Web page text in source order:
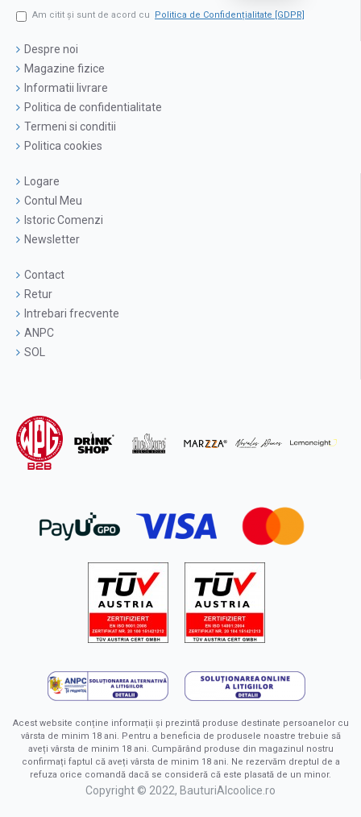
Am citit şi sunt de acord cu Politica de Confidențialitate [GDPR]
Despre noi
Magazine fizice
Informatii livrare
Politica de confidentialitate
Termeni si conditii
Politica cookies
Logare
Contul Meu
Istoric Comenzi
Newsletter
Contact
Retur
Intrebari frecvente
ANPC
SOL
Acest website conține informații și prezintă produse destinate persoanelor cu
vârsta de minim 18 ani. Pentru a beneficia de produsele noastre trebuie să
aveți vârsta de minim 18 ani. Cumpărând produse din magazinul nostru
confirmați faptul că aveți vârsta de minim 18 ani. Ne rezervăm dreptul de a
refuza orice comandă dacă se consideră că este plasată de un minor.
Copyright © 2022, BauturiAlcoolice.ro